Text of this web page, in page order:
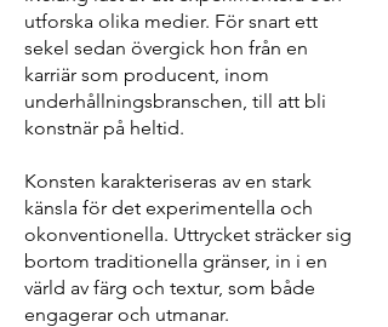
utforska olika medier. För snart ett
sekel sedan övergick hon från en
karriär som producent, inom
underhållningsbranschen, till att bli
konstnär på heltid.
Konsten karakteriseras av en stark
känsla för det experimentella och
okonventionella. Uttrycket sträcker sig
bortom traditionella gränser, in i en
värld av färg och textur, som både
engagerar och utmanar.